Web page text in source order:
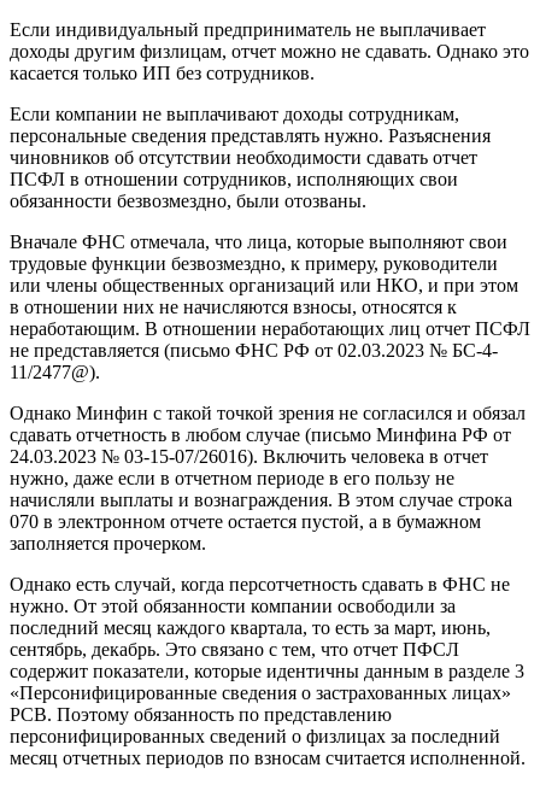
Если индивидуальный предприниматель не выплачивает
доходы другим физлицам, отчет можно не сдавать. Однако это
касается только ИП без сотрудников.
Если компании не выплачивают доходы сотрудникам,
персональные сведения представлять нужно. Разъяснения
чиновников об отсутствии необходимости сдавать отчет
ПСФЛ в отношении сотрудников, исполняющих свои
обязанности безвозмездно, были отозваны.
Вначале ФНС отмечала, что лица, которые выполняют свои
трудовые функции безвозмездно, к примеру, руководители
или члены общественных организаций или НКО, и при этом
в отношении них не начисляются взносы, относятся к
неработающим. В отношении неработающих лиц отчет ПСФЛ
не представляется (письмо ФНС РФ от 02.03.2023 № БС-4-
11/2477@).
Однако Минфин с такой точкой зрения не согласился и обязал
сдавать отчетность в любом случае (письмо Минфина РФ от
24.03.2023 № 03-15-07/26016). Включить человека в отчет
нужно, даже если в отчетном периоде в его пользу не
начисляли выплаты и вознаграждения. В этом случае строка
070 в электронном отчете остается пустой, а в бумажном
заполняется прочерком.
Однако есть случай, когда персотчетность сдавать в ФНС не
нужно. От этой обязанности компании освободили за
последний месяц каждого квартала, то есть за март, июнь,
сентябрь, декабрь. Это связано с тем, что отчет ПФСЛ
содержит показатели, которые идентичны данным в разделе 3
«Персонифицированные сведения о застрахованных лицах»
РСВ. Поэтому обязанность по представлению
персонифицированных сведений о физлицах за последний
месяц отчетных периодов по взносам считается исполненной.